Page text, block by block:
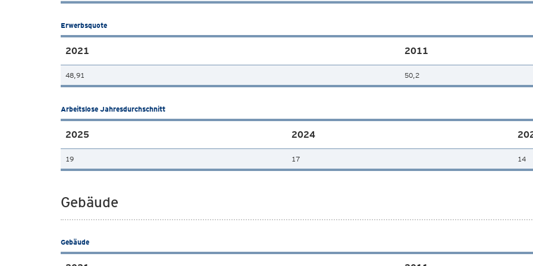
Erwerbsquote
2021 2011
48,91 50,2
Arbeitslose Jahresdurchschnitt
2025 2024
19 17 14
Gebäude
Gebäude